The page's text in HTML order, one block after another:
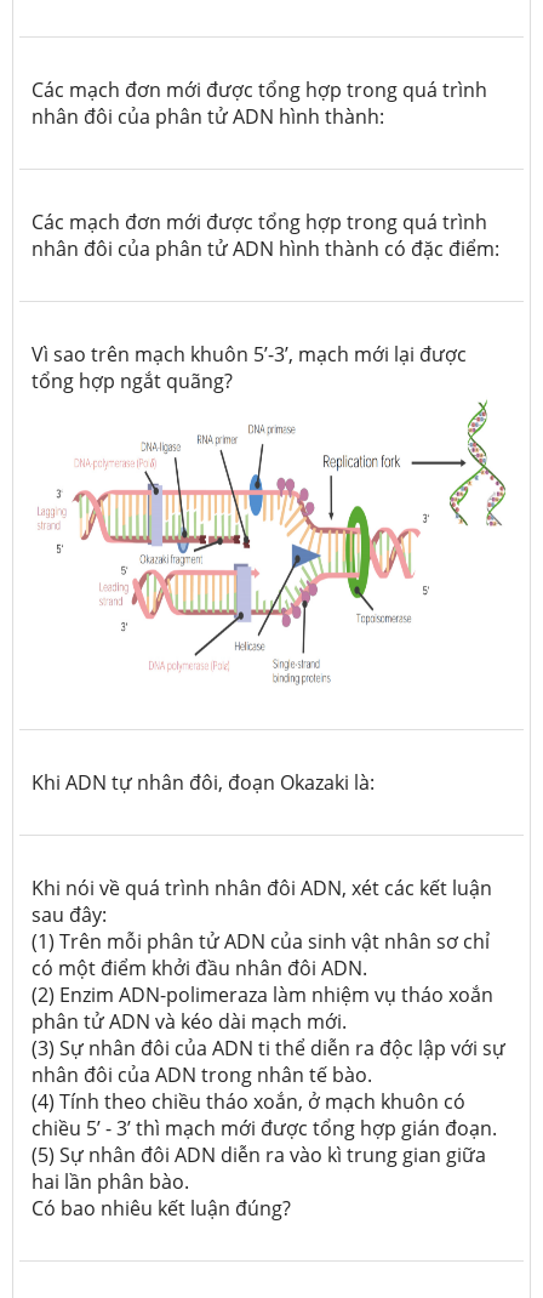
Các mạch đơn mới được tổng hợp trong quá trình
nhân đôi của phân tử ADN hình thành:
Các mạch đơn mới được tổng hợp trong quá trình
nhân đôi của phân tử ADN hình thành có đặc điểm:
Vì sao trên mạch khuôn 5’-3’, mạch mới lại được
tổng hợp ngắt quãng?
Khi ADN tự nhân đôi, đoạn Okazaki là:
Khi nói về quá trình nhân đôi ADN, xét các kết luận
sau đây:
(1) Trên mỗi phân tử ADN của sinh vật nhân sơ chỉ
có một điểm khởi đầu nhân đôi ADN.
(2) Enzim ADN-polimeraza làm nhiệm vụ tháo xoắn
phân tử ADN và kéo dài mạch mới.
(3) Sự nhân đôi của ADN ti thể diễn ra độc lập với sự
nhân đôi của ADN trong nhân tế bào.
(4) Tính theo chiều tháo xoắn, ở mạch khuôn có
chiều 5’ - 3’ thì mạch mới được tổng hợp gián đoạn.
(5) Sự nhân đôi ADN diễn ra vào kì trung gian giữa
hai lần phân bào.
Có bao nhiêu kết luận đúng?